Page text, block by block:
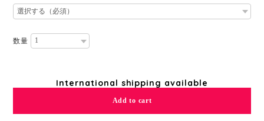
数量
International shipping available
Add to cart